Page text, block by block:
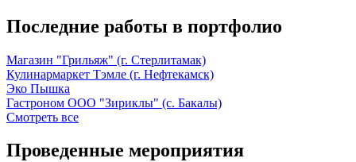
Последние работы в портфолио
Магазин "Грильяж" (г. Стерлитамак)
Кулинармаркет Тэмле (г. Нефтекамск)
Эко Пышка
Гастроном ООО "Зириклы" (с. Бакалы)
Смотреть все
Проведенные мероприятия